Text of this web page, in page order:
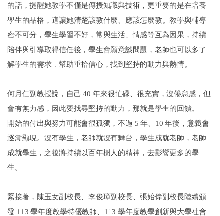
的話，提醒她教學不僅是傳授知識與技術，更重要的是在培養
學生的品格，這讓她清楚該教什麼、應該怎麼教。教學與輔導
密不可分，學生學習不好，常與生活、情感等互為因果，持續
陪伴與引導取得信任後，學生會願意談問題，老師也可以多了
解學生的需求，幫助重拾信心，找到堅持的動力與熱情。
何月仁副教授說，自己 40 年來很忙碌、很充實，沒倦怠感，但
會有無力感，因此要找尋堅持的動力，那就是學生的回饋。一
開始的付出與努力可能會很孤獨，不過 5 年、10 年後，意義會
逐漸顯現。沒有學生，老師就沒有舞台，學生成就老師，老師
成就學生，之後將持續以百年樹人的精神，去影響更多的學
生。
緊接著，陳玉女副校長、李俊璋副校長、張始偉副校長陸續頒
發 113 學年度教學特優教師、113 學年度教學創新與大學社會